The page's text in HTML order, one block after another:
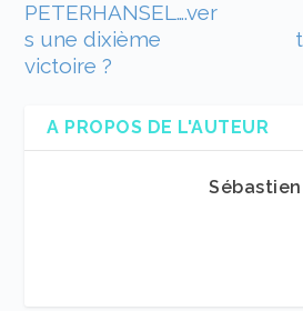
PETERHANSEL….ver
s une dixième
victoire ?
A PROPOS DE L'AUTEUR
Sébastien